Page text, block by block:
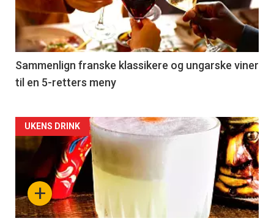
nå
-
5
Sammenlign franske klassikere og ungarske viner
til en 5-retters meny
Forsiden
akkurat
nå
-
+
UKENS DRINK